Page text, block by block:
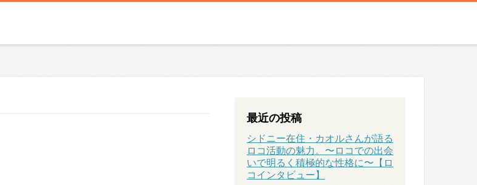
最近の投稿
シドニー在住・カオルさんが語る
ロコ活動の魅力。〜ロコでの出会
いで明るく積極的な性格に〜【ロ
コインタビュー】